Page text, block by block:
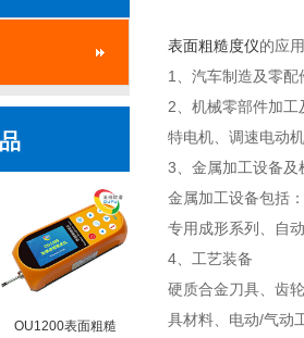
OU1200表面粗糙
表面粗糙度仪的应
1、汽车制造及零配
2、机械零部件加
特电机、调速电动机
3、金属加工设备
金属加工设备包括
专用成形系列、自
4、工艺装备
硬质合金刀具、齿
具材料、电动/气动